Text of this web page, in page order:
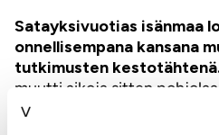
Satayksivuotias isänmaa
onnellisempana kansana
tutkimusten
muutti aikoja sitten
uutta ja innostuu